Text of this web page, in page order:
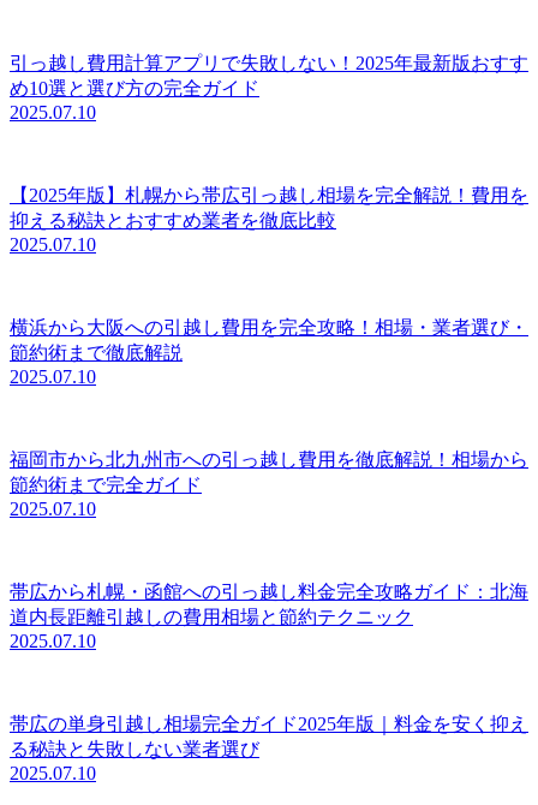
引っ越し費用計算アプリで失敗しない！2025年最新版おすす
め10選と選び方の完全ガイド
2025.07.10
【2025年版】札幌から帯広引っ越し相場を完全解説！費用を
抑える秘訣とおすすめ業者を徹底比較
2025.07.10
横浜から大阪への引越し費用を完全攻略！相場・業者選び・
節約術まで徹底解説
2025.07.10
福岡市から北九州市への引っ越し費用を徹底解説！相場から
節約術まで完全ガイド
2025.07.10
帯広から札幌・函館への引っ越し料金完全攻略ガイド：北海
道内長距離引越しの費用相場と節約テクニック
2025.07.10
帯広の単身引越し相場完全ガイド2025年版｜料金を安く抑え
る秘訣と失敗しない業者選び
2025.07.10